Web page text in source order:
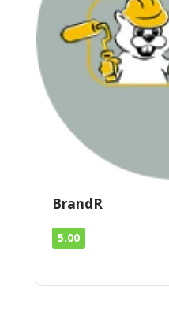
BrandR
5.00